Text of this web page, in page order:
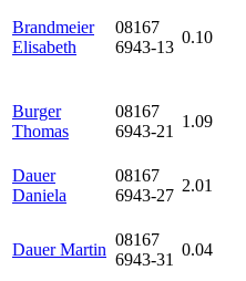
Brandmeier
Elisabeth
08167
6943-13
0.10
Burger
Thomas
08167
6943-21
1.09
Dauer
Daniela
08167
6943-27
2.01
Dauer Martin
08167
6943-31
0.04